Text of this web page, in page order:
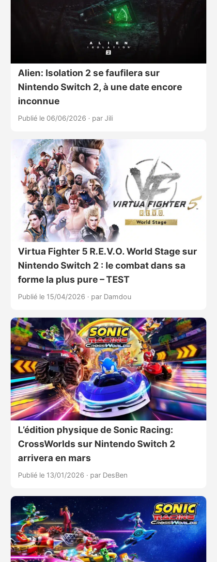
Alien: Isolation 2 se faufilera sur
Nintendo Switch 2, à une date encore
inconnue
Publié le 06/06/2026 · par Jili
Virtua Fighter 5 R.E.V.O. World Stage sur
Nintendo Switch 2 : le combat dans sa
forme la plus pure – TEST
Publié le 15/04/2026 · par Damdou
L’édition physique de Sonic Racing:
CrossWorlds sur Nintendo Switch 2
arrivera en mars
Publié le 13/01/2026 · par DesBen